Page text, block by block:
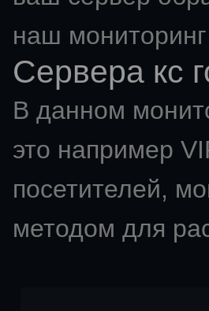
наш
Сервера кс
В данном
это например
посетителей,
методом для